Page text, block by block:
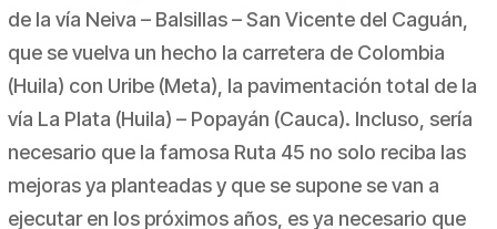
de la vía Neiva – Balsillas – San Vicente del Caguán,
que se vuelva un hecho la carretera de Colombia
(Huila) con Uribe (Meta), la pavimentación total de la
vía La Plata (Huila) – Popayán (Cauca). Incluso, sería
necesario que la famosa Ruta 45 no solo reciba las
mejoras ya planteadas y que se supone se van a
ejecutar en los próximos años, es ya necesario que